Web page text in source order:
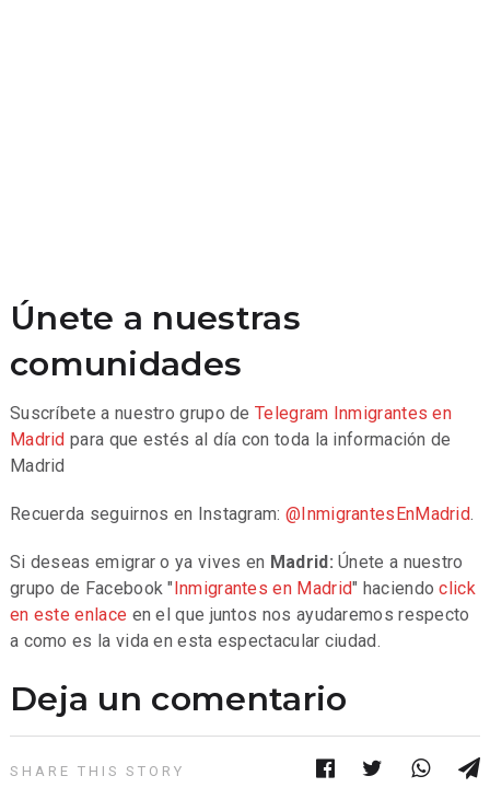
Únete a nuestras
comunidades
Suscríbete a nuestro grupo deTelegram Inmigrantes en
Madrid para que estés al día con toda la información de
Madrid
Recuerda seguirnos en Instagram: @InmigrantesEnMadrid.
Si deseas emigrar o ya vives en Madrid:Únete a nuestro
grupo de Facebook "Inmigrantes en Madrid" haciendoclick
en este enlace en el que juntos nos ayudaremos respecto
a como es la vida en esta espectacular ciudad.
Deja un comentario
SHARE THIS STORY